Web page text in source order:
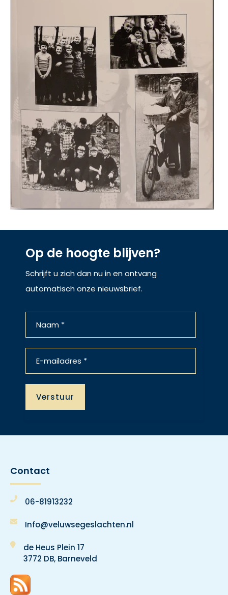
Op de hoogte blijven?
Schrijft u zich dan nu in en ontvang
automatisch onze nieuwsbrief.
Contact
06-81913232
Info@veluwsegeslachten.nl
de Heus Plein 17
3772 DB, Barneveld